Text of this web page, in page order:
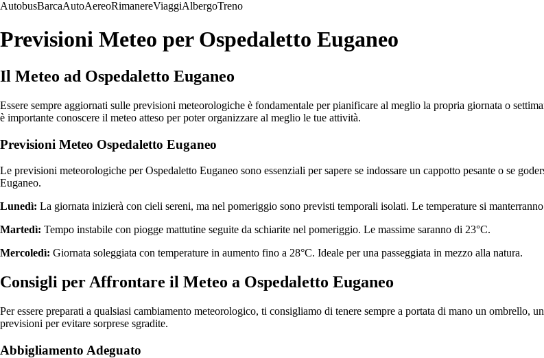
AutobusBarcaAutoAereoRimanereViaggiAlbergoTreno
Previsioni Meteo per Ospedaletto Euganeo
Il Meteo ad Ospedaletto Euganeo
Essere sempre aggiornati sulle previsioni meteorologiche è fondamentale per pianificare al meglio la propria giornata o
è importante conoscere il meteo atteso per poter organizzare al meglio le tue attività.
Previsioni Meteo Ospedaletto Euganeo
Le previsioni meteorologiche per Ospedaletto Euganeo sono essenziali per sapere se indossare un cappotto pesante o se
Euganeo.
Lunedì: La giornata inizierà con cieli sereni, ma nel pomeriggio sono previsti temporali isolati. Le temperature si
Martedì: Tempo instabile con piogge mattutine seguite da schiarite nel pomeriggio. Le massime saranno di 23°C.
Mercoledì: Giornata soleggiata con temperature in aumento fino a 28°C. Ideale per una passeggiata in mezzo alla natura.
Consigli per Affrontare il Meteo a Ospedaletto Euganeo
Per essere preparati a qualsiasi cambiamento meteorologico, ti consigliamo di tenere sempre a portata di mano un
previsioni per evitare sorprese sgradite.
Abbigliamento Adeguato